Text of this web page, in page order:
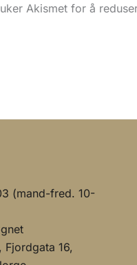
Akismet for å
(mand-fred. 10-
Fjordgata 16,